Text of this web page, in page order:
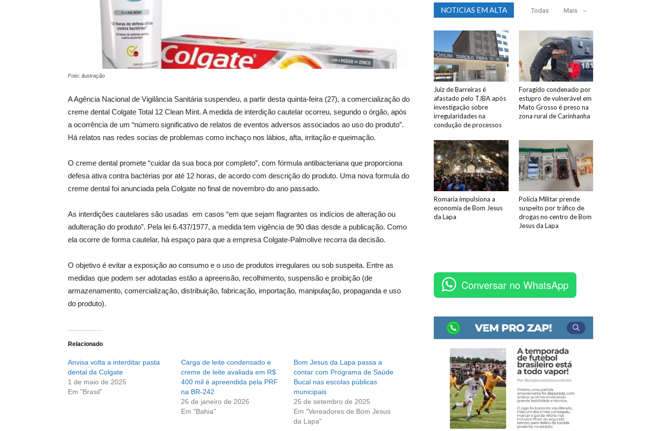
Foto: ilustração
A Agência Nacional de Vigilância Sanitária suspendeu, a partir desta quinta-feira (27), a comercialização do
creme dental Colgate Total 12 Clean Mint. A medida de interdição cautelar ocorreu, segundo o órgão, após
a ocorrência de um “número significativo de relatos de eventos adversos associados ao uso do produto”.
Há relatos nas redes socias de problemas como inchaço nos lábios, afta, irritação e queimação.
O creme dental promete “cuidar da sua boca por completo”, com fórmula antibacteriana que proporciona
defesa ativa contra bactérias por até 12 horas, de acordo com descrição do produto. Uma nova formula do
creme dental foi anunciada pela Colgate no final de novembro do ano passado.
As interdições cautelares são usadas em casos “em que sejam flagrantes os indícios de alteração ou
adulteração do produto”. Pela lei 6.437/1977, a medida tem vigência de 90 dias desde a publicação. Como
ela ocorre de forma cautelar, há espaço para que a empresa Colgate-Palmolive recorra da decisão.
O objetivo é evitar a exposição ao consumo e o uso de produtos irregulares ou sob suspeita. Entre as
medidas que podem ser adotadas estão a apreensão, recolhimento, suspensão e proibição (de
armazenamento, comercialização, distribuição, fabricação, importação, manipulação, propaganda e uso
do produto).
Relacionado
Anvisa volta a interditar pasta
dental da Colgate
1 de maio de 2025
Em "Brasil"
Carga de leite condensado e
creme de leite avaliada em R$
400 mil é apreendida pela PRF
na BR-242
26 de janeiro de 2026
Em "Bahia"
Bom Jesus da Lapa passa a
contar com Programa de Saúde
Bucal nas escolas públicas
municipais
25 de setembro de 2025
Em "Vereadores de Bom Jesus
da Lapa"
NOTICIAS EM ALTA Todas Mais
Juiz de Barreiras é
afastado pelo TJBA após
investigação sobre
irregularidades na
condução de processos
Foragido condenado por
estupro de vulnerável em
Mato Grosso é preso na
zona rural de Carinhanha
Romaria impulsiona a
economia de Bom Jesus
da Lapa
Polícia Militar prende
suspeito por tráfico de
drogas no centro de Bom
Jesus da Lapa
Conversar no WhatsApp